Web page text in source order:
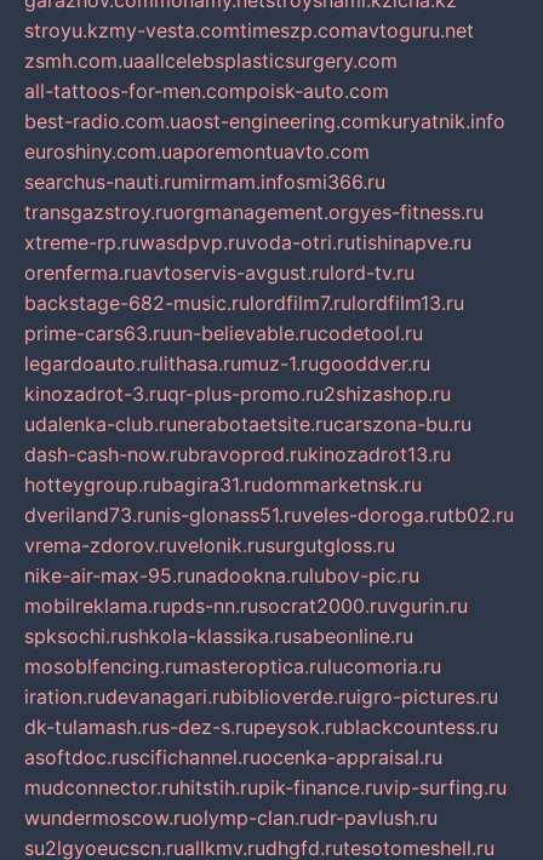
stroyu.kzmy-vesta.comtimeszp.comavtoguru.net
zsmh.com.uaallcelebsplasticsurgery.com
all-tattoos-for-men.compoisk-auto.com
best-radio.com.uaost-engineering.comkuryatnik.info
euroshiny.com.uaporemontuavto.com
searchus-nauti.rumirmam.infosmi366.ru
transgazstroy.ruorgmanagement.orgyes-fitness.ru
xtreme-rp.ruwasdpvp.ruvoda-otri.rutishinapve.ru
orenferma.ruavtoservis-avgust.rulord-tv.ru
backstage-682-music.rulordfilm7.rulordfilm13.ru
prime-cars63.ruun-believable.rucodetool.ru
legardoauto.rulithasa.rumuz-1.rugooddver.ru
kinozadrot-3.ruqr-plus-promo.ru2shizashop.ru
udalenka-club.runerabotaetsite.rucarszona-bu.ru
dash-cash-now.rubravoprod.rukinozadrot13.ru
hotteygroup.rubagira31.rudommarketnsk.ru
dveriland73.runis-glonass51.ruveles-doroga.rutb02.ru
vrema-zdorov.ruvelonik.rusurgutgloss.ru
nike-air-max-95.runadookna.rulubov-pic.ru
mobilreklama.rupds-nn.rusocrat2000.ruvgurin.ru
spksochi.rushkola-klassika.rusabeonline.ru
mosoblfencing.rumasteroptica.rulucomoria.ru
iration.rudevanagari.rubiblioverde.ruigro-pictures.ru
dk-tulamash.rus-dez-s.rupeysok.rublackcountess.ru
asoftdoc.ruscifichannel.ruocenka-appraisal.ru
mudconnector.ruhitstih.rupik-finance.ruvip-surfing.ru
wundermoscow.ruolymp-clan.rudr-pavlush.ru
su2lgyoeucscn.ruallkmv.rudhgfd.rutesotomeshell.ru